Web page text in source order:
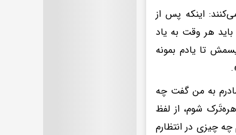
اینکه پس از
هر وقت به یاد
تا یادم بمونه
به من گفت چه
شوم، از لفظ
چیزی در انتظارم